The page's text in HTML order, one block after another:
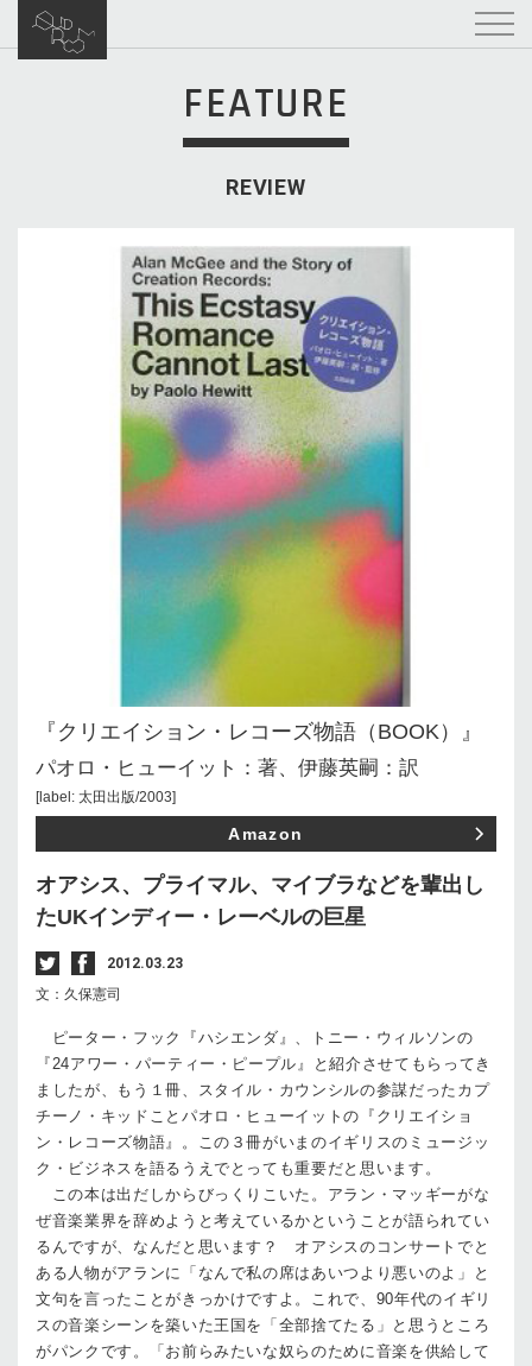
FEATURE
REVIEW
『クリエイション・レコーズ物語（BOOK）』
パオロ・ヒューイット：著、伊藤英嗣：訳
[label: 太田出版/2003]
Amazon
オアシス、プライマル、マイブラなどを輩出し
たUKインディー・レーベルの巨星
2012.03.23
文：久保憲司
ピーター・フック『ハシエンダ』、トニー・ウィルソンの
『24アワー・パーティー・ピープル』と紹介させてもらってき
ましたが、もう１冊、スタイル・カウンシルの参謀だったカプ
チーノ・キッドことパオロ・ヒューイットの『クリエイショ
ン・レコーズ物語』。この３冊がいまのイギリスのミュージッ
ク・ビジネスを語るうえでとっても重要だと思います。
この本は出だしからびっくりこいた。アラン・マッギーがな
ぜ音楽業界を辞めようと考えているかということが語られてい
るんですが、なんだと思います？ オアシスのコンサートでと
ある人物がアランに「なんで私の席はあいつより悪いのよ」と
文句を言ったことがきっかけですよ。これで、90年代のイギリ
スの音楽シーンを築いた王国を「全部捨てたる」と思うところ
がパンクです。「お前らみたいな奴らのために音楽を供給して